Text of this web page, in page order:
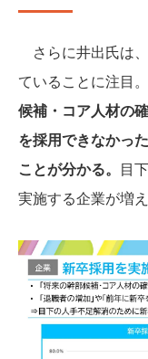
さらに井出氏は
ていることに注目。
候補・コア人材の
を採用できなかっ
ことが分かる。 目
実施する企業が増